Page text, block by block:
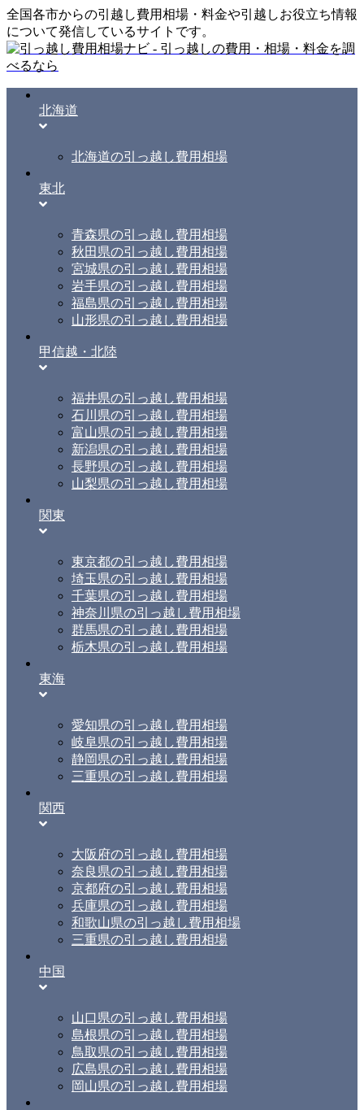
全国各市からの引越し費用相場・料金や引越しお役立ち情報
について発信しているサイトです。
北海道
北海道の引っ越し費用相場
東北
青森県の引っ越し費用相場
秋田県の引っ越し費用相場
宮城県の引っ越し費用相場
岩手県の引っ越し費用相場
福島県の引っ越し費用相場
山形県の引っ越し費用相場
甲信越・北陸
福井県の引っ越し費用相場
石川県の引っ越し費用相場
富山県の引っ越し費用相場
新潟県の引っ越し費用相場
長野県の引っ越し費用相場
山梨県の引っ越し費用相場
関東
東京都の引っ越し費用相場
埼玉県の引っ越し費用相場
千葉県の引っ越し費用相場
神奈川県の引っ越し費用相場
群馬県の引っ越し費用相場
栃木県の引っ越し費用相場
東海
愛知県の引っ越し費用相場
岐阜県の引っ越し費用相場
静岡県の引っ越し費用相場
三重県の引っ越し費用相場
関西
大阪府の引っ越し費用相場
奈良県の引っ越し費用相場
京都府の引っ越し費用相場
兵庫県の引っ越し費用相場
和歌山県の引っ越し費用相場
三重県の引っ越し費用相場
中国
山口県の引っ越し費用相場
島根県の引っ越し費用相場
鳥取県の引っ越し費用相場
広島県の引っ越し費用相場
岡山県の引っ越し費用相場